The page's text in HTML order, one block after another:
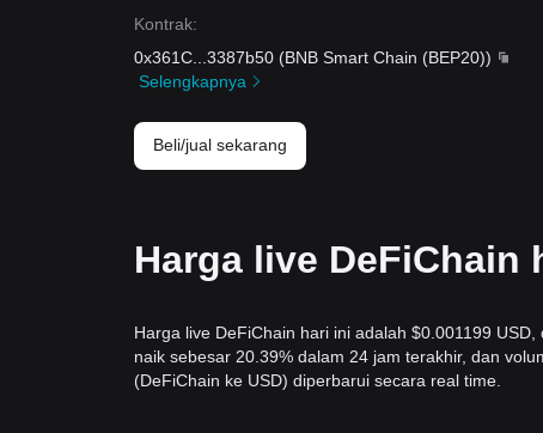
Kontrak:
0x361C
3387b50 (BNB Smart Chain (BEP20))
Selengkapnya
Beli/jual sekarang
Harga live DeFiChain
Harga live DeFiChain hari ini adalah $0.001199
naik sebesar 20.39% dalam 24 jam terakhir, dan
(DeFiChain ke USD) diperbarui secara real time.